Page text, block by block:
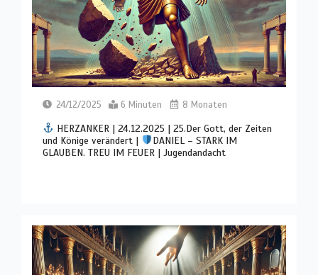
24/12/2025 6 Minuten 8 Monaten
HERZANKER | 24.12.2025 | 25.Der Gott, der Zeiten
und Könige verändert |
DANIEL – STARK IM
GLAUBEN. TREU IM FEUER | Jugendandacht